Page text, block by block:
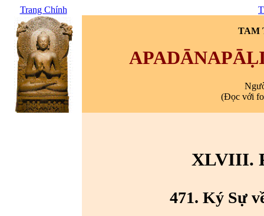
Trang Chính
TAM
(Đọc với
XLVIII.
471. Ký Sự